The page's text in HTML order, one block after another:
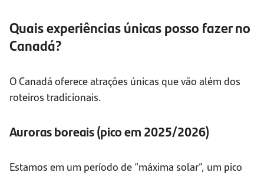
Quais experiências únicas posso fazer no
Canadá?
O Canadá oferece atrações únicas que vão além dos
roteiros tradicionais.
Auroras boreais (pico em 2025/2026)
Estamos em um período de “máxima solar”, um pico